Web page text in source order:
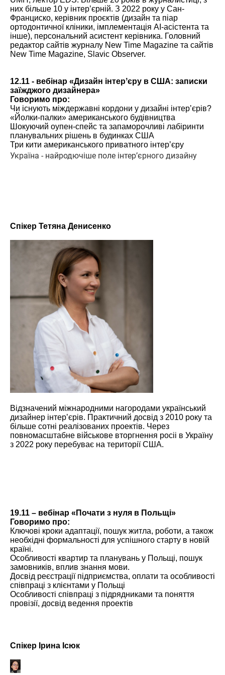
них більше 10 у інтер’єрній. З 2022 року у Сан-
Франциско, керівник проєктів (дизайн та піар
ортодонтичної кліники, імплементація AI-асістента та
інше), персональний асистент керівника. Головний
редактор сайтів журналу New Time Magazine та сайтів
New Time Magazine, Slavic Observer.
12.11 - вебінар «Дизайн інтерʼєру в США: записки
заїжджого дизайнера»
Говоримо про:
Чи існують міждержавні кордони у дизайні інтерʼєрів?
«Йолки-палки» американського будівництва
Шокуючий оупен-спейс та запаморочливі лабіринти
планувальних рішень в будинках США
Три кити американського приватного інтерʼєру
Україна - найродючіше поле інтерʼєрного дизайну
Спікер Тетяна Денисенко
Відзначений міжнародними нагородами український
дизайнер інтерʼєрів. Практичний досвід з 2010 року та
більше сотні реалізованих проектів. Через
повномасштабне військове вторгнення росіі в Україну
з 2022 року перебуває на території США.
19.11 – вебінар «Почати з нуля в Польщі»
Говоримо про:
Ключові кроки адаптації, пошук житла, роботи, а також
необхідні формальності для успішного старту в новій
країні.
Особливості квартир та планувань у Польщі, пошук
замовників, вплив знання мови.
Досвід реєстрації підприємства, оплати та особливості
співпраці з клієнтами у Польщі
Особливості співпраці з підрядниками та поняття
провізії, досвід ведення проектів
Спікер Ірина Ісюк